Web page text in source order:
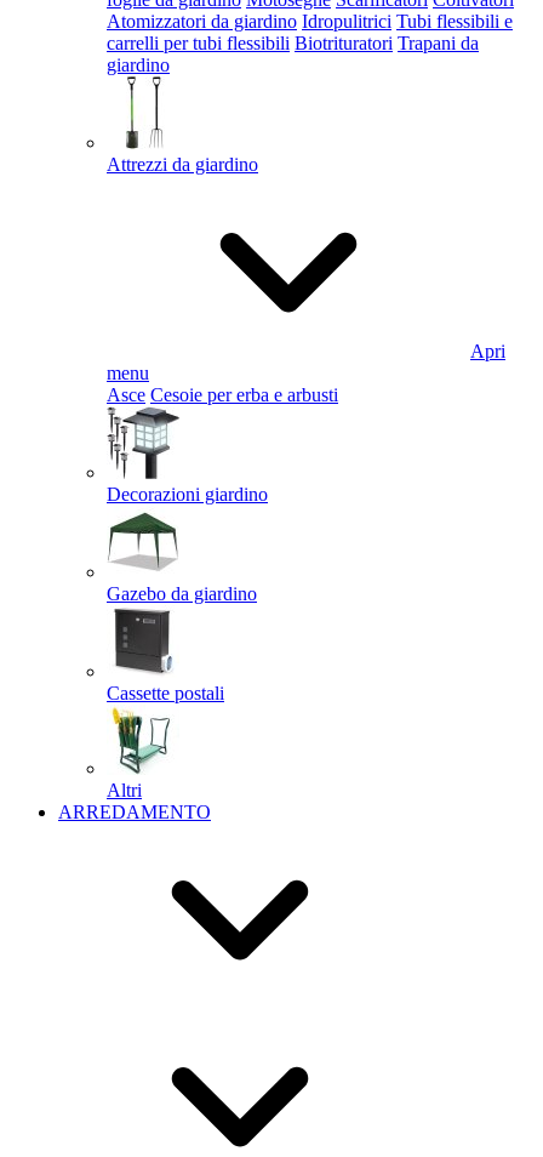
Atomizzatori da giardino Idropulitrici Tubi flessibili e
carrelli per tubi flessibili Biotrituratori Trapani da
giardino
Attrezzi da giardino
Apri
menu
Asce Cesoie per erba e arbusti
Decorazioni giardino
Gazebo da giardino
Cassette postali
Altri
ARREDAMENTO